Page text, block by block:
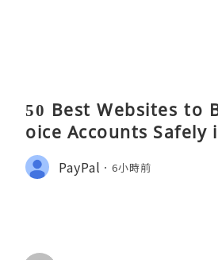
50 Best Websites to
oice Accounts Safely
PayPal 6小時前